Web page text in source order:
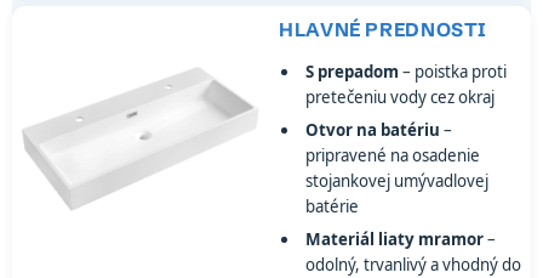
HLAVNÉ PREDNOSTI
S prepadom – poistka proti
pretečeniu vody cez okraj
Otvor na batériu –
pripravené na osadenie
stojankovej umývadlovej
batérie
Materiál liaty mramor–
odolný, trvanlivý a vhodný do